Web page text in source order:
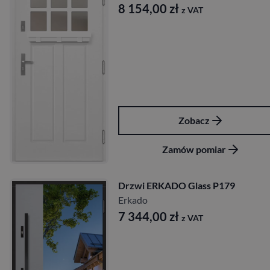
8 154,00 zł z VAT
Zobacz
Zamów pomiar
Drzwi ERKADO Glass P179
Erkado
7 344,00 zł z VAT